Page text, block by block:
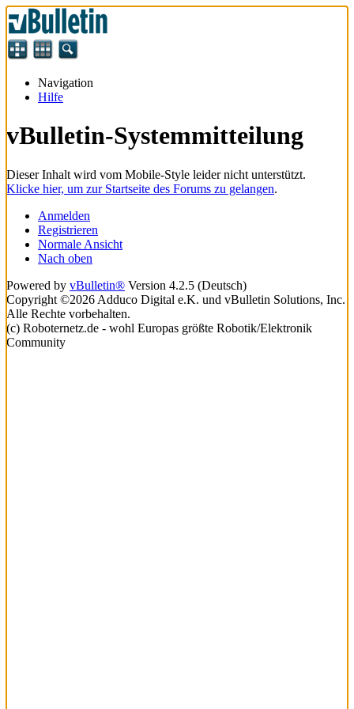
Navigation
Hilfe
vBulletin-Systemmitteilung
Dieser Inhalt wird vom Mobile-Style leider nicht unterstützt.
Klicke hier, um zur Startseite des Forums zu gelangen.
Anmelden
Registrieren
Normale Ansicht
Nach oben
Powered by vBulletin® Version 4.2.5 (Deutsch)
Copyright ©2026 Adduco Digital e.K. und vBulletin Solutions, Inc.
Alle Rechte vorbehalten.
(c) Roboternetz.de - wohl Europas größte Robotik/Elektronik
Community